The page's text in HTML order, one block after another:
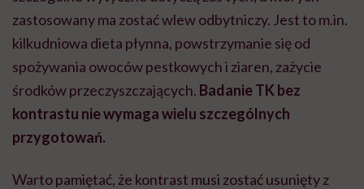
zastosowany ma zostać wlew odbytniczy. Jest to m.in.
kilkudniowa dieta płynna, powstrzymanie się od
spożywania owoców pestkowych i ziaren, zażycie
środków przeczyszczających. Badanie TK bez
kontrastu nie wymaga wielu szczególnych
przygotowań.
Warto pamiętać, że kontrast musi zostać usunięty z